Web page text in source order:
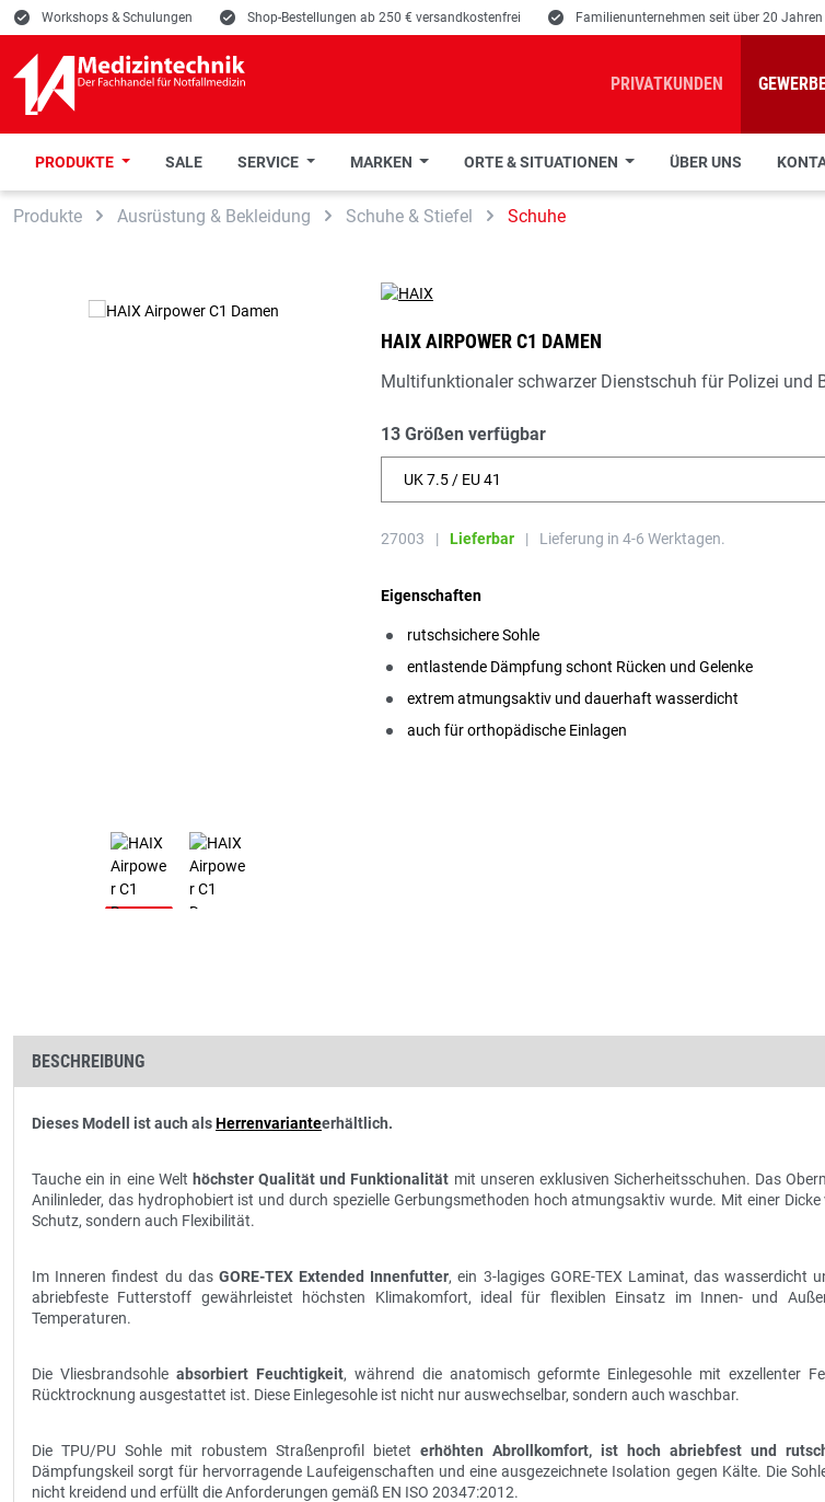
Zur Suche springen
Zur Hauptnavigation springen
E Workshops & Schulungen E Shop-Bestellungen ab 250 € versandkostenfrei E Familienunternehmen seit über 20 Jahren
PRIVATKUNDEN
PRODUKTE SALE SERVICE MARKEN ORTE & SITUATIONEN ÜBER UNS
Produkte Ausrüstung & Bekleidung Schuhe & Stiefel Schuhe
HAIX AIRPOWER C1 DAMEN
Multifunktionaler schwarzer Dienstschuh für Polizei und
13 Größen verfügbar
UK 7.5 / EU 41
27003 | Lieferbar | Lieferung in 4-6 Werktagen.
Eigenschaften
rutschsichere Sohle
entlastende Dämpfung schont Rücken und Gelenke
extrem atmungsaktiv und dauerhaft wasserdicht
auch für orthopädische Einlagen
BESCHREIBUNG
Dieses Modell ist auch alsHerrenvarianteerhältlich.
Tauche ein in eine Welt höchster Qualität und Funktionalität mit unseren exklusiven Sicherheitsschuhen. Das
Anilinleder, das hydrophobiert ist und durch spezielle Gerbungsmethoden hoch atmungsaktiv wurde. Mit einer
Schutz, sondern auch Flexibilität.
Im Inneren findest du das GORE-TEX Extended Innenfutter, ein 3-lagiges GORE-TEX Laminat, das wasserdicht
abriebfeste Futterstoff gewährleistet höchsten Klimakomfort, ideal für flexiblen Einsatz im Innen- und
Temperaturen.
Die Vliesbrandsohle absorbiert Feuchtigkeit, während die anatomisch geformte Einlegesohle mit exzellenter
Rücktrocknung ausgestattet ist. Diese Einlegesohle ist nicht nur auswechselbar, sondern auch waschbar.
Die TPU/PU Sohle mit robustem Straßenprofil bietet erhöhten Abrollkomfort, ist hoch abriebfest und
Dämpfungskeil sorgt für hervorragende Laufeigenschaften und eine ausgezeichnete Isolation gegen Kälte. Die
nicht kreidend und erfüllt die Anforderungen gemäß EN ISO 20347:2012.